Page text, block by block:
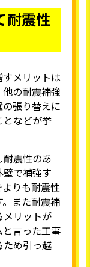
耐震性
メリットは
の耐震補強
張り替えに
となどが挙
震性のあ
で補強す
りも耐震性
また耐震補
メリットが
言った工事
ため引っ越